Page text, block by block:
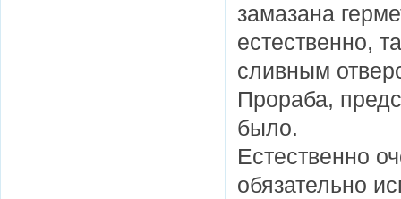
замазана
естественно,
сливным
Прораба,
было.
Естественно
обязательно